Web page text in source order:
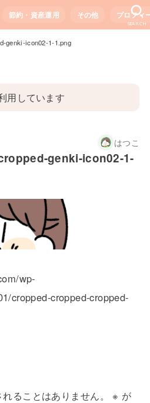
節約・資産運用 その他 プロフィ
SEARCH
genki-icon02-1-1.png
用しています
はつこ
genki-icon02-1-
wp-
cropped-cropped-cropped-
ることはありません。 ※ が